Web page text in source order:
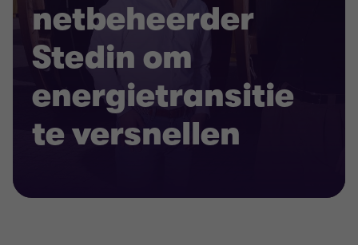
netbeheerder
Stedin om
energietransitie
te versnellen